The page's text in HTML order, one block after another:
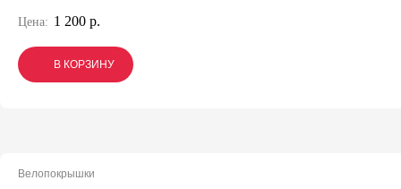
Цена: 1 200 р.
В КОРЗИНУ
В КОРЗИНУ
В КОРЗИНУ
Велопокрышки